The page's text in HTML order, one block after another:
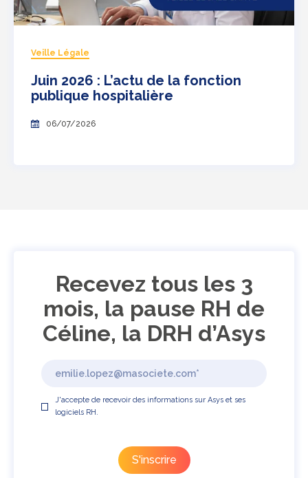
Veille Légale
Juin 2026 : L’actu de la fonction
publique hospitalière
06/07/2026
Recevez tous les 3
mois, la pause RH de
Céline, la DRH d’Asys
J'accepte de recevoir des informations sur Asys et ses
logiciels RH.